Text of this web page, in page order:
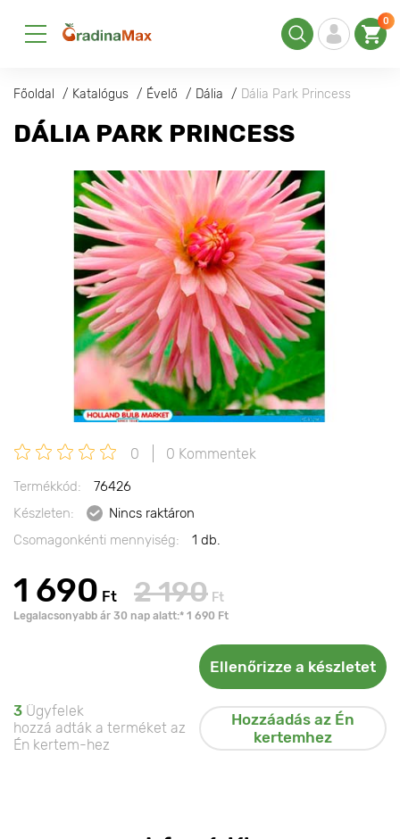
0
Főoldal Katalógus Évelő Dália Dália Park Princess
DÁLIA PARK PRINCESS
0 0 Kommentek
Termékkód:
76426
Készleten:
Nincs raktáron
Csomagonkénti mennyiség:
1 db.
1 690 Ft 2 190 Ft
Legalacsonyabb ár 30 nap alatt:* 1 690 Ft
Ellenőrizze a készletet
3 Ügyfelek
hozzá adták a terméket az
Én kertem-hez
Hozzáadás az Én
kertemhez